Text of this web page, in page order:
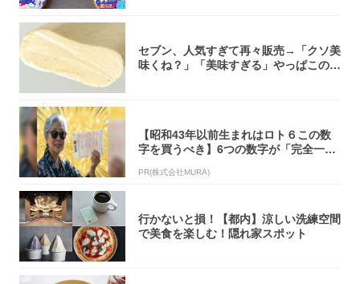
セブン、人気すぎて再々販売→「クソ美
味くね？」「美味すぎる」やっぱこのク
【昭和43年以前生まれはロト６この数
字を買うべき】6つの数字が「完全一
PR(株式会社MURA)
行かないと損！【都内】涼しい洗練空間
で美食を楽しむ！隠れ家スポット